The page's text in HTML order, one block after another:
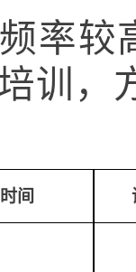
率较
训，
时间